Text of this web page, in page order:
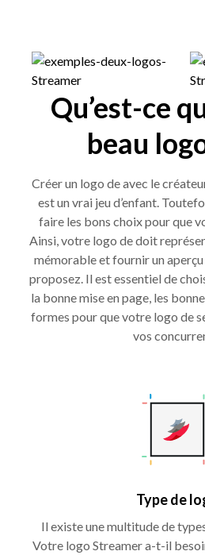
Qu’est-ce
beau
Créer un logo de avec le
est un vrai jeu d’enfant.
faire les bons choix pour que
Ainsi, votre logo de doit
mémorable et fournir un aperçu
proposez. Il est essentiel de
la bonne mise en page, les
formes pour que votre logo de
vos
Type de
Il existe une multitude de
Votre logo Streamer a-t-il